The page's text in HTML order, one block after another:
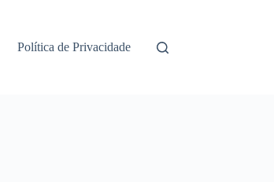
Política de Privacidade